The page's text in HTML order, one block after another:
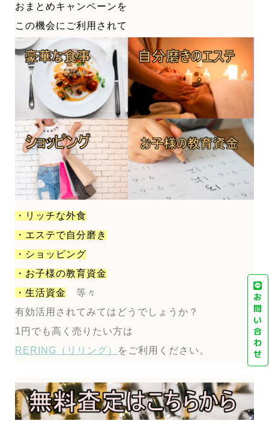
おまとめキャンペーンを
この機会にご利用されて
・リッチな外食
・エステで自分磨き
・ショッピング
・お子様の教育資金
・生活資金
等々
有効活用されてみてはどうでしょうか？
1円でも高く売りたい方は
RERING（リリング）
をご利用ください。
お
問
い
合
わ
せ